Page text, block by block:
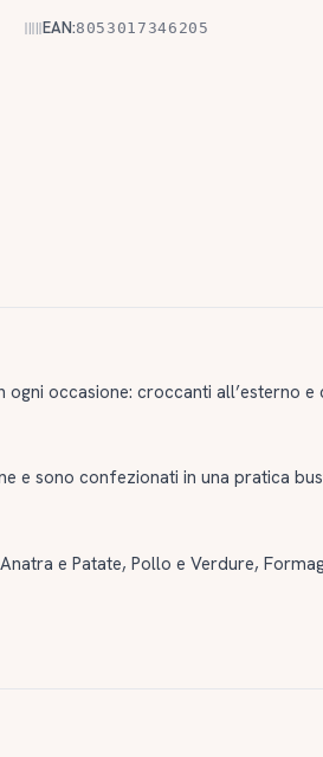
EAN:8053017346205
occasione: croccanti all’esterno
e sono confezionati in una pratica
e Patate, Pollo e Verdure,